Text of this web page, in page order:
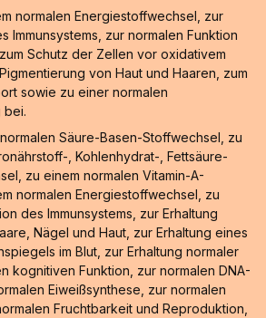
normalen Energiestoffwechsel, zur
Immunsystems, zur normalen Funktion
Schutz der Zellen vor oxidativem
von Haut und Haaren, zum
sowie zu einer normalen
bei.
Säure-Basen-Stoffwechsel, zu
, Kohlenhydrat-, Fettsäure-
zu einem normalen Vitamin-A-
normalen Energiestoffwechsel, zu
des Immunsystems, zur Erhaltung
Nägel und Haut, zur Erhaltung eines
im Blut, zur Erhaltung normaler
kognitiven Funktion, zur normalen DNA-
Eiweißsynthese, zur normalen
Fruchtbarkeit und Reproduktion,